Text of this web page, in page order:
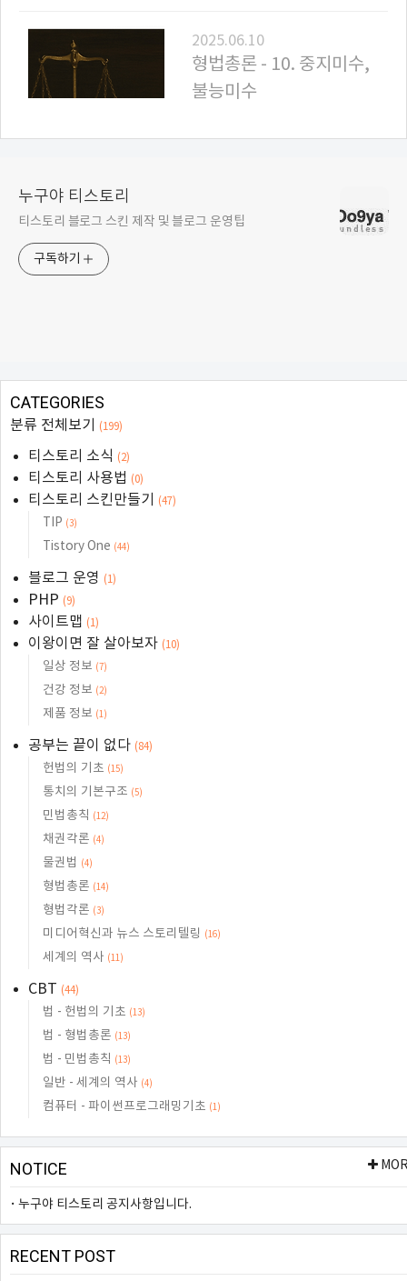
2025.06.10
형법총론 - 10. 중지미수,
불능미수
누구야 티스토리
티스토리 블로그 스킨 제작 및 블로그 운영팁
구독하기
CATEGORIES
분류 전체보기 (199)
티스토리 소식 (2)
티스토리 사용법 (0)
티스토리 스킨만들기 (47)
TIP (3)
Tistory One (44)
블로그 운영 (1)
PHP (9)
사이트맵 (1)
이왕이면 잘 살아보자 (10)
일상 정보 (7)
건강 정보 (2)
제품 정보 (1)
공부는 끝이 없다 (84)
헌법의 기초 (15)
통치의 기본구조 (5)
민법총칙 (12)
채권각론 (4)
물권법 (4)
형법총론 (14)
형법각론 (3)
미디어혁신과 뉴스 스토리텔링 (16)
세계의 역사 (11)
CBT (44)
법 - 헌법의 기초 (13)
법 - 형법총론 (13)
법 - 민법총칙 (13)
일반 - 세계의 역사 (4)
컴퓨터 - 파이썬프로그래밍기초 (1)
NOTICE
누구야 티스토리 공지사항입니다.
RECENT POST